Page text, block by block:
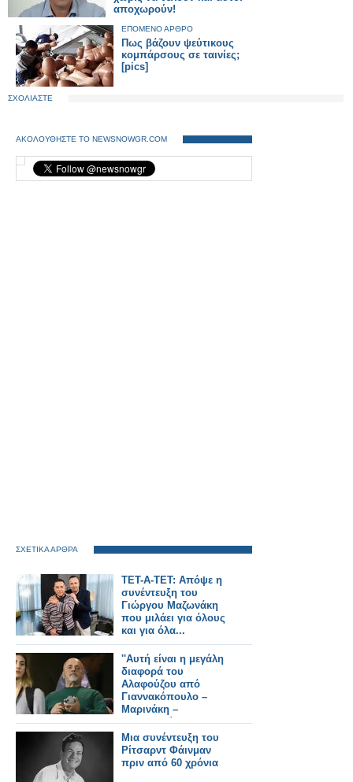
αποχωρούν!
ΕΠΟΜΕΝΟ ΑΡΘΡΟ
Πως βάζουν ψεύτικους
κομπάρσους σε ταινίες;
[pics]
ΣΧΟΛΙΑΣΤΕ
ΑΚΟΛΟΥΘΗΣΤΕ ΤΟ NEWSNOWGR.COM
ΣΧΕΤΙΚΑ ΑΡΘΡΑ
ΤΕΤ-Α-ΤΕΤ: Απόψε η
συνέντευξη του
Γιώργου Μαζωνάκη
που μιλάει για όλους
και για όλα...
''Αυτή είναι η μεγάλη
διαφορά του
Αλαφούζου από
Γιαννακόπουλο –
Μαρινάκη –
Μελισσανίδη''
Μια συνέντευξη του
Ρίτσαρντ Φάινμαν
πριν από 60 χρόνια